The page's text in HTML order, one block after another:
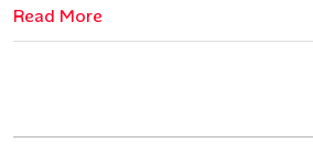
Read More